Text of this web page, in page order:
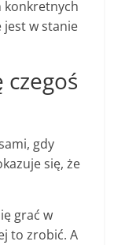
konkretnych
jest w stanie
czegoś
gdy
się, że
grać w
to zrobić. A